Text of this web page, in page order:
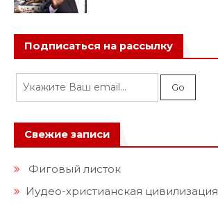
Подписаться на рассылку
Свежие записи
Фиговый листок
Иудео-христианская цивилизация